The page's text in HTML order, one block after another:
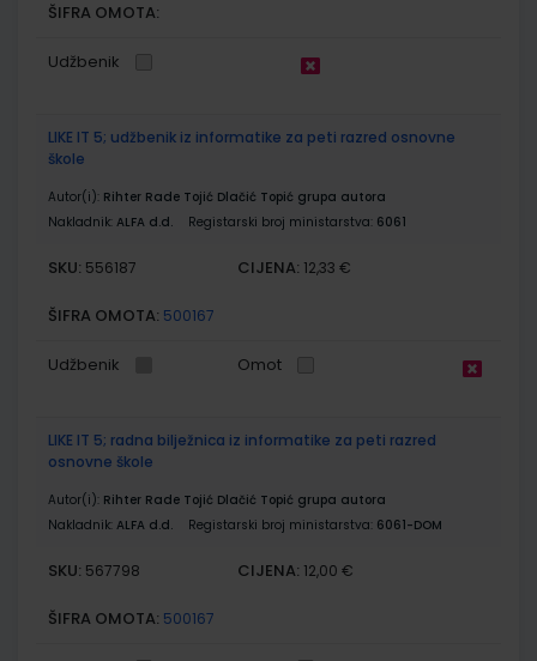
ŠIFRA OMOTA:
Udžbenik
LIKE IT 5; udžbenik iz informatike za peti razred osnovne
škole
Autor(i): Rihter Rade Tojić Dlačić Topić grupa autora
Nakladnik: ALFA d.d. Registarski broj ministarstva: 6061
SKU: 556187 CIJENA: 12,33 €
ŠIFRA OMOTA: 500167
Udžbenik Omot
LIKE IT 5; radna bilježnica iz informatike za peti razred
osnovne škole
Autor(i): Rihter Rade Tojić Dlačić Topić grupa autora
Nakladnik: ALFA d.d. Registarski broj ministarstva: 6061-DOM
SKU: 567798 CIJENA: 12,00 €
ŠIFRA OMOTA: 500167